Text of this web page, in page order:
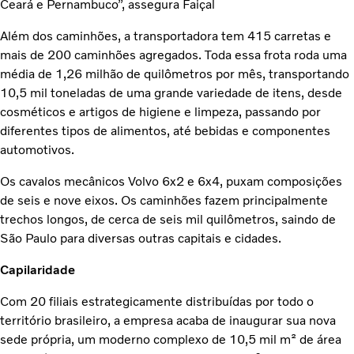
Ceará e Pernambuco”, assegura Faiçal
Além dos caminhões, a transportadora tem 415 carretas e
mais de 200 caminhões agregados. Toda essa frota roda uma
média de 1,26 milhão de quilômetros por mês, transportando
10,5 mil toneladas de uma grande variedade de itens, desde
cosméticos e artigos de higiene e limpeza, passando por
diferentes tipos de alimentos, até bebidas e componentes
automotivos.
Os cavalos mecânicos Volvo 6x2 e 6x4, puxam composições
de seis e nove eixos. Os caminhões fazem principalmente
trechos longos, de cerca de seis mil quilômetros, saindo de
São Paulo para diversas outras capitais e cidades.
Capilaridade
Com 20 filiais estrategicamente distribuídas por todo o
território brasileiro, a empresa acaba de inaugurar sua nova
sede própria, um moderno complexo de 10,5 mil m² de área